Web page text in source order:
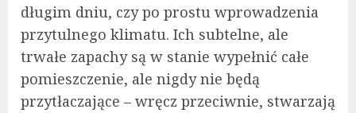
długim dniu, czy po prostu wprowadzenia
przytulnego klimatu. Ich subtelne, ale
trwałe zapachy są w stanie wypełnić całe
pomieszczenie, ale nigdy nie będą
przytłaczające – wręcz przeciwnie, stwarzają